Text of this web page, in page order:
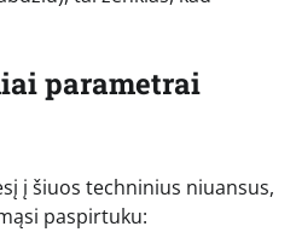
parametrai
į šiuos techninius niuansus,
paspirtuku: